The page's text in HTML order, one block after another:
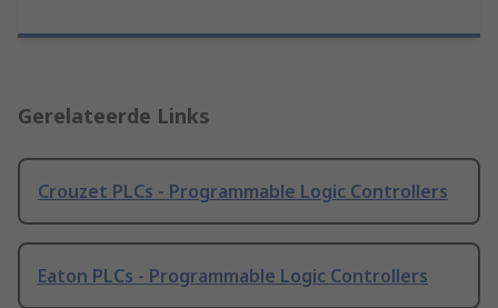
Gerelateerde Links
Crouzet PLCs - Programmable Logic Controllers
Eaton PLCs - Programmable Logic Controllers